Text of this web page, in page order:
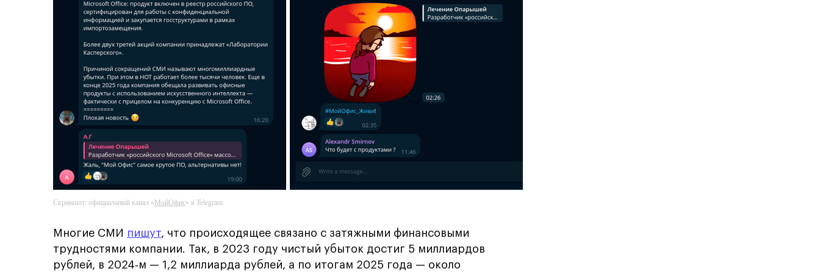
Скриншот: официальный канал « МойОфис» в Telegram
Многие СМИ пишут, что происходящее связано с затяжными финансовыми
трудностями компании. Так, в 2023 году чистый убыток достиг 5 миллиардов
рублей, в 2024‑м — 1,2 миллиарда рублей, а по итогам 2025 года — около